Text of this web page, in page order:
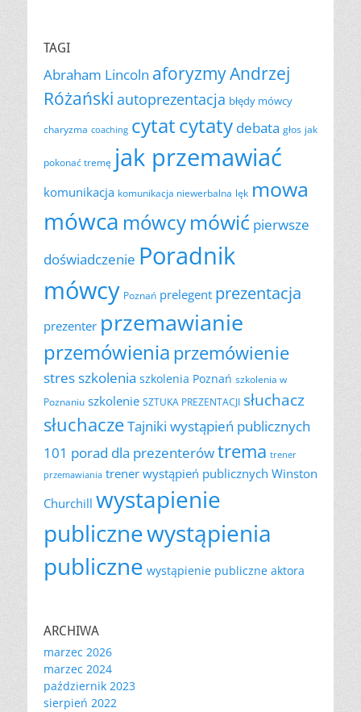
TAGI
Abraham Lincoln aforyzmyAndrzej
Różański autoprezentacja błędy mówcy
charyzma coaching cytatcytaty debata głos jak
pokonać tremę jak przemawiać
komunikacja komunikacja niewerbalna lęk mowa
mówca mówcymówić pierwsze
doświadczenie Poradnik
mówcy Poznań prelegent prezentacja
prezenter przemawianie
przemówieniaprzemówienie
stresszkolenia szkolenia Poznań szkolenia w
Poznaniu szkolenie SZTUKA PREZENTACJI słuchacz
słuchaczeTajniki wystąpień publicznych
101 porad dla prezenterówtrema trener
przemawiania trener wystąpień publicznych Winston
Churchill wystapienie
publicznewystąpienia
publiczne wystąpienie publiczne aktora
ARCHIWA
marzec 2026
marzec 2024
październik 2023
sierpień 2022